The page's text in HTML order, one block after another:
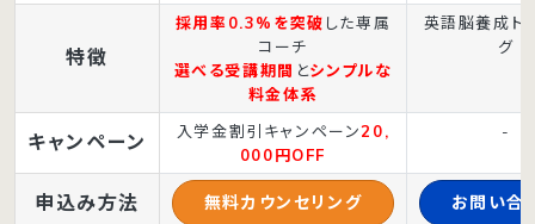
特徴
採用率0.3%を突破 した専属
コーチ
選べる受講期間 とシンプルな
料金体系
英語脳養成ト
グ
キャンペーン 入学金割引キャンペーン20,
000円OFF
-
申込み方法 無料カウンセリング お問い合